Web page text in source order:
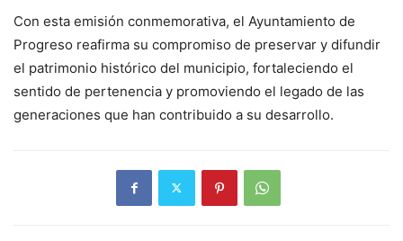
Con esta emisión conmemorativa, el Ayuntamiento de
Progreso reafirma su compromiso de preservar y difundir
el patrimonio histórico del municipio, fortaleciendo el
sentido de pertenencia y promoviendo el legado de las
generaciones que han contribuido a su desarrollo.